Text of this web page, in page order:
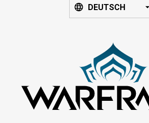
DEUTSCH